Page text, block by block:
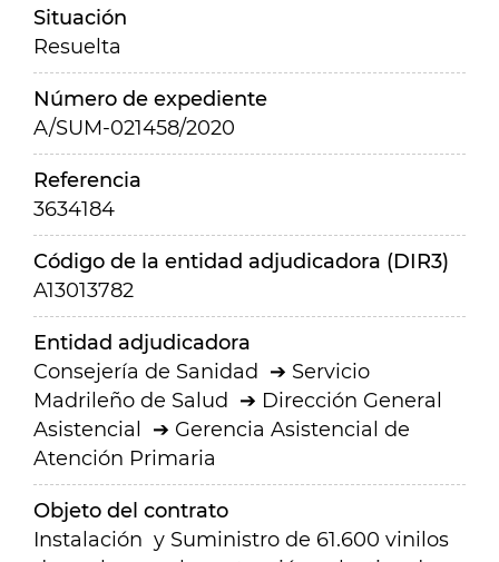
Situación
Resuelta
Número de expediente
A/SUM-021458/2020
Referencia
3634184
Código de la entidad adjudicadora (DIR3)
A13013782
Entidad adjudicadora
Consejería de Sanidad
Servicio
Madrileño de Salud
Dirección General
Asistencial
Gerencia Asistencial de
Atención Primaria
Objeto del contrato
Instalación y Suministro de 61.600 vinilos